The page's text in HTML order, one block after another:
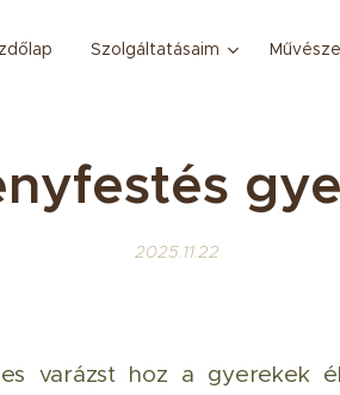
Szolgáltatásaim
2025.11.22
varázst hoz a gyerekek